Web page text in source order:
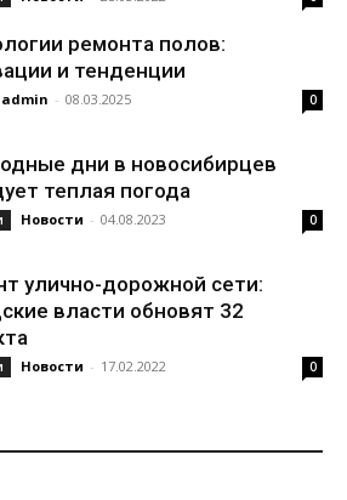
ремонта полов:
и тенденции
admin - 08.03.2025 0
дни в новосибирцев
теплая погода
Новости - 04.08.2023 0
улично-дорожной сети:
власти обновят 32
Новости - 17.02.2022 0